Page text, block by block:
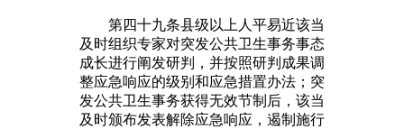
第四十九条县级以上人平易近该当
及时组织专家对突发公共卫生事务事态
成长进行阐发研判，并按照研判成果调
整应急响应的级别和应急措置办法；突
发公共卫生事务获得无效节制后，该当
及时颁布发表解除应急响应，遏制施行